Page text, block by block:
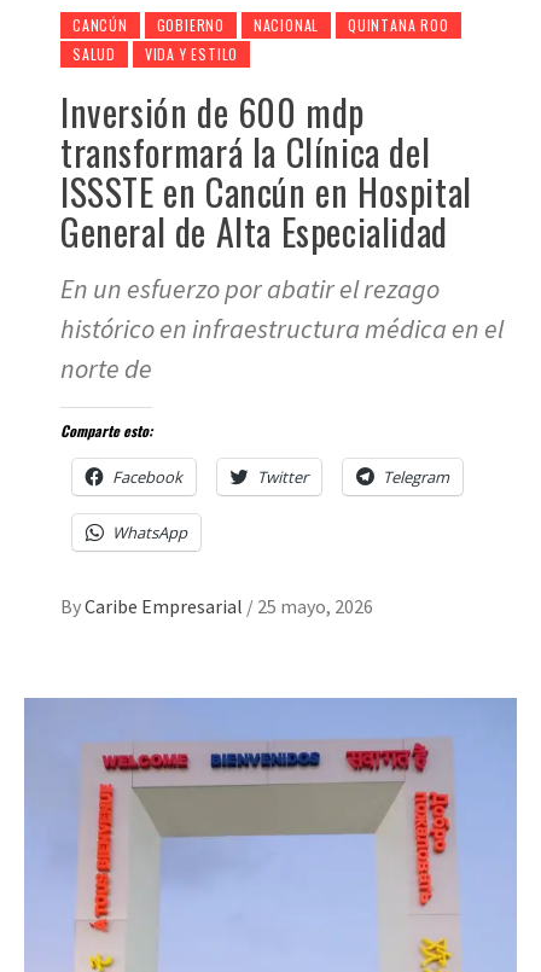
CANCÚN GOBIERNO NACIONAL
QUINTANA ROO
SALUD
VIDA Y ESTILO
Inversión de 600 mdp
transformará la Clínica del
ISSSTE en Cancún en Hospital
General de Alta Especialidad
En un esfuerzo por abatir el rezago
histórico en infraestructura médica en el
norte de
Comparte esto:
Facebook Twitter Telegram
WhatsApp
ByCaribe Empresarial / 25 mayo, 2026